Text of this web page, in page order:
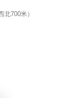
700米）